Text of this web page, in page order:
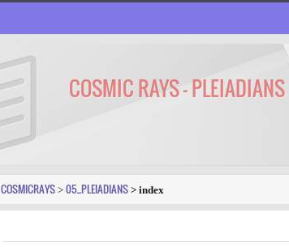
COSMIC RAYS - PLEIADIANS
COSMICRAYS > 05_PLEIADIANS > index